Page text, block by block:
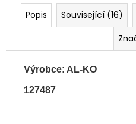
Popis Související (16)
Výrobce: AL-KO
127487